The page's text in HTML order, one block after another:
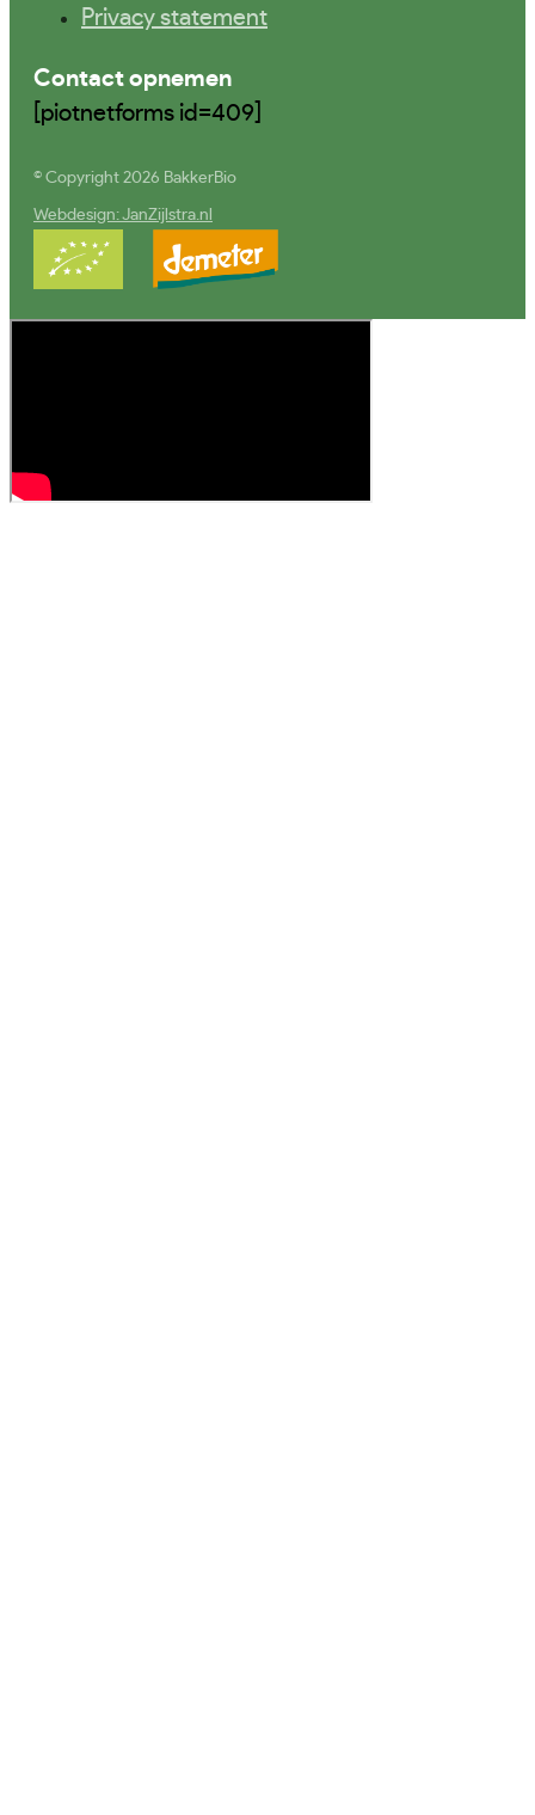
Privacy statement
Contact opnemen
[piotnetforms id=409]
© Copyright 2026 BakkerBio
Webdesign: JanZijlstra.nl